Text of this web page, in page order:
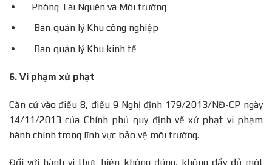
Phòng Tài Nguên và Môi trường
Ban quản lý Khu công nghiệp
Ban quản lý Khu kinh tế
6. Vi phạm xử phạt
Căn cứ vào điều 8, điều 9 Nghị định 179/2013/NĐ-CP ngày
14/11/2013 của Chính phủ quy định về xử phạt vi phạm
hành chính trong lĩnh vực bảo vệ môi trường.
Đối với hành vi thực hiện không đúng, không đầy đủ một